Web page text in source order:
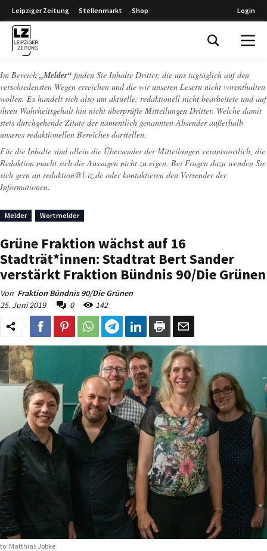
Leipziger Zeitung Stellenmarkt Shop Login
Im Bereich „Melder“ finden Sie Inhalte Dritter, die uns tagtäglich auf den
verschiedensten Wegen erreichen und die wir unseren Lesern nicht vorenthalten
wollen. Es handelt sich also um aktuelle, redaktionell nicht bearbeitete und auf
ihren Wahrheitsgehalt hin nicht überprüfte Mitteilungen Dritter. Welche damit
stets durchgehende Zitate der namentlich genannten Absender außerhalb
unseres redaktionellen Bereiches darstellen.
Für die Inhalte sind allein die Übersender der Mitteilungen verantwortlich, die
Redaktion macht sich die Aussagen nicht zu eigen. Bei Fragen dazu wenden Sie
sich gern an redaktion@l-iz.de oder kontaktieren den Versender der
Informationen.
Melder Wortmelder
Grüne Fraktion wächst auf 16
Stadträt*innen: Stadtrat Bert Sander
verstärkt Fraktion Bündnis 90/Die Grünen
Von Fraktion Bündnis 90/Die Grünen
25. Juni 2019
0 142
Matthias Jobke